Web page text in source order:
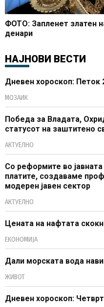
ФОТО: Запленет златен
денари
НАЈНОВИ ВЕСТИ
Дневен хороскоп: Петок
МОЗАИК
Победа за Владата,
статусот на заштитено
АКТУЕЛНО
Со реформите во
платите, создаваме
модерен јавен сектор
АКТУЕЛНО
Цената на нафтата
ЕКОНОМИЈА
Дали морската вода
ЖИВОТ
Дневен хороскоп: